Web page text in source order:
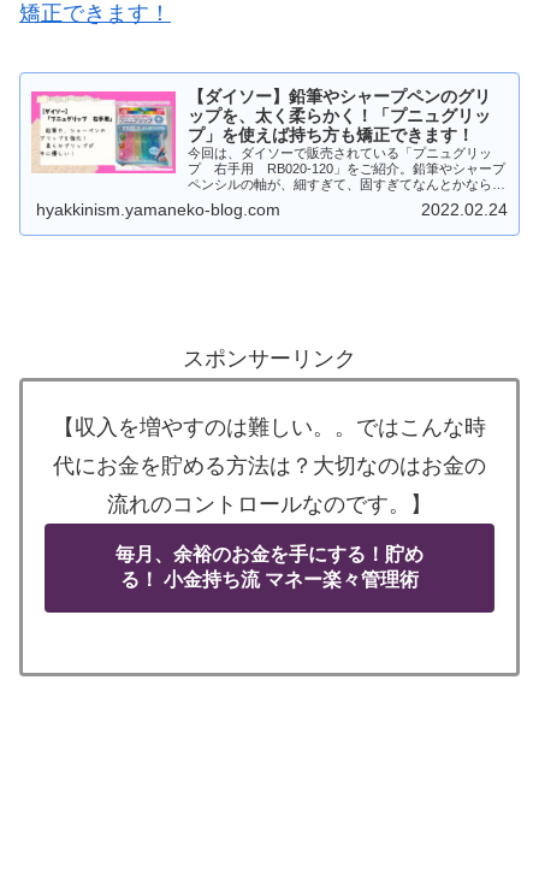
矯正できます！
【ダイソー】鉛筆やシャープペンのグリ
ップを、太く柔らかく！「プニュグリッ
プ」を使えば持ち方も矯正できます！
今回は、ダイソーで販売されている「プニュグリッ
プ 右手用 RB020-120」をご紹介。鉛筆やシャープ
ペンシルの軸が、細すぎて、固すぎてなんとかならな
も、正しい持ち方が出来るように、加工されているの
hyakkinism.yamaneko-blog.com 2022.02.24
スポンサーリンク
【収入を増やすのは難しい。。ではこんな時
代にお金を貯める方法は？大切なのはお金の
流れのコントロールなのです。】
毎月、余裕のお金を手にする！貯め
る！ 小金持ち流 マネー楽々管理術